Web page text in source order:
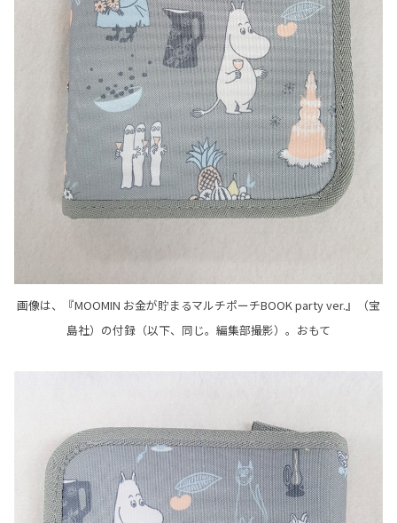
画像は、『MOOMIN お金が貯まるマルチポーチBOOK party ver.』（宝
島社）の付録（以下、同じ。編集部撮影）。おもて